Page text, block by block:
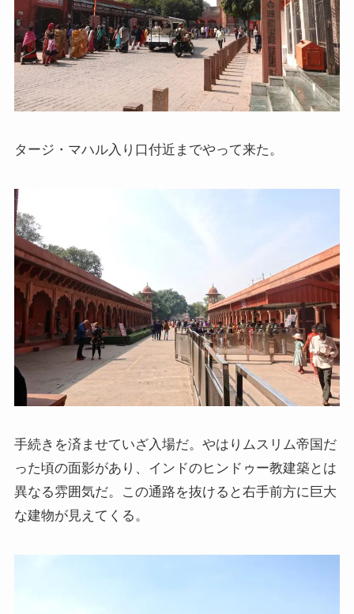
ロシアの歴史・文化とドストエフスキー
ディストピア・SF小説から考える現代社会
三島由紀夫と日本文学
ロシアの大作家チェーホフの名作たち
ニーチェとドストエフスキー
愛すべき遍歴の騎士ドン・キホーテ
フランス文学と歴史・文化
ブログ筆者イチオシの作家エミール・ゾラ
イギリス・ドイツ文学と歴史・文化
名作の宝庫・シェイクスピア
タージ・マハル入り口付近までやって来た。
手続きを済ませていざ入場だ。やはりムスリム帝国だ
った頃の面影があり、インドのヒンドゥー教建築とは
異なる雰囲気だ。この通路を抜けると右手前方に巨大
な建物が見えてくる。